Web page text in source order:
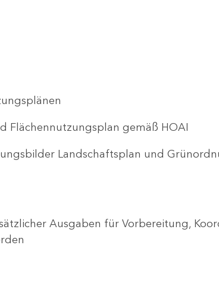
Flächennutzungsplan gemäß HOAI
Landschaftsplan und
Ausgaben für Vorbereitung,